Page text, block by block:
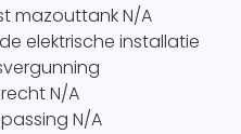
mazouttankN/A
elektrische installatie
N/A
N/A